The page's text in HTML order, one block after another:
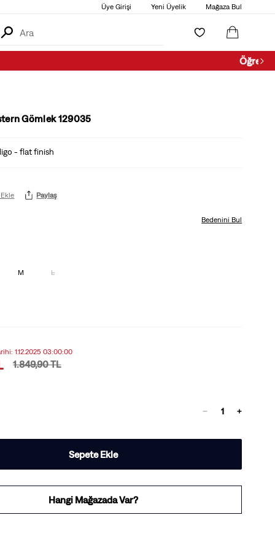
Üye Girişi Yeni Üyelik Mağaza Bul
Gömlek 129035
- flat finish
Paylaş
Bedenini Bul
M L
1.12.2025 03:00:00
1.849,90 TL
Sepete Ekle
Hangi Mağazada Var?